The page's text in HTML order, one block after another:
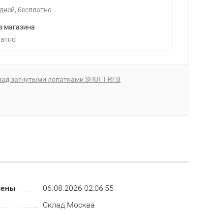
дней Бесплатно
магазина
загнутыми лопатками SHUFT RFB
06.08.2026 02:06:55
Склад Москва